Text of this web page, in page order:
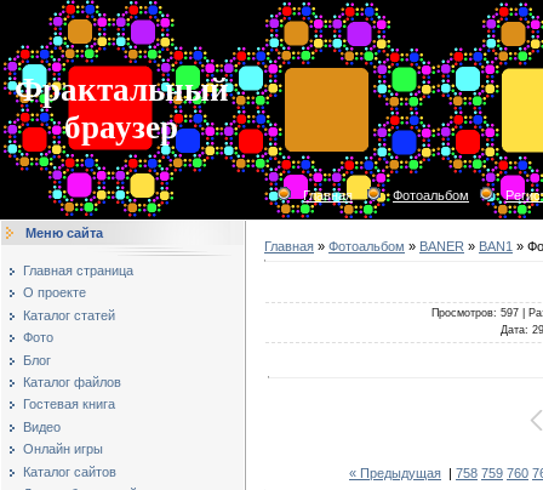
Фрактальный
браузер
Главная Фотоальбом
Меню сайта
Главная страница
О проекте
Каталог статей
Фото
Блог
Каталог файлов
Гостевая книга
Видео
Онлайн игры
Каталог сайтов
Главная » Фотоальбом » BANER » BAN1 »
Просмотров: 597 |
Дата:
« Предыдущая | 758 759 760